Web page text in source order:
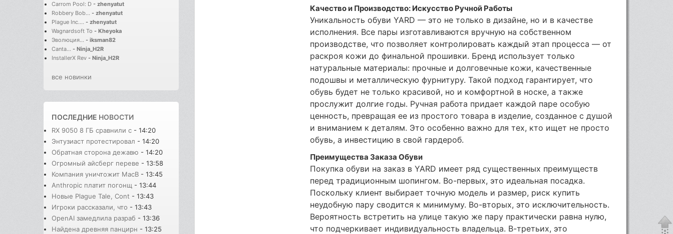
Carrom Pool: D - zhenyatut
Robbery Bob... - zhenyatut
Plague Inc.... - zhenyatut
Wagnardsoft To - Kheyoka
Эволюция... - iksman82
Canta... - Ninja_H2R
InstallerX Rev - Ninja_H2R
все новинки
ПОСЛЕДНИЕ НОВОСТИ
RX 9050 8 ГБ сравнили с - 14:20
Энтузиаст протестировал - 14:20
Обратная сторона дежавю - 14:20
Огромный айсберг переве - 13:58
Компания уничтожит MacB - 13:45
Anthropic платит погонщ - 13:44
Новые Plague Tale, Cont - 13:43
Игроки рассказали, что - 13:43
OpenAI замедлила разраб - 13:36
Найдена древняя панцирн - 13:25
Качество и Производство: Искусство Ручной Работы
Уникальность обуви YARD — это не только в дизайне, но и в качестве
исполнения. Все пары изготавливаются вручную на собственном
производстве, что позволяет контролировать каждый этап процесса — от
раскроя кожи до финальной прошивки. Бренд использует только
натуральные материалы: прочные и долговечные кожи, качественные
подошвы и металлическую фурнитуру. Такой подход гарантирует, что
обувь будет не только красивой, но и комфортной в носке, а также
прослужит долгие годы. Ручная работа придает каждой паре особую
ценность, превращая ее из простого товара в изделие, созданное с душой
и вниманием к деталям. Это особенно важно для тех, кто ищет не просто
обувь, а инвестицию в свой гардероб.
Преимущества Заказа Обуви
Покупка обуви на заказ в YARD имеет ряд существенных преимуществ
перед традиционным шопингом. Во-первых, это идеальная посадка.
Поскольку клиент выбирает точную модель и размер, риск купить
неудобную пару сводится к минимуму. Во-вторых, это исключительность.
Вероятность встретить на улице такую же пару практически равна нулю,
что подчеркивает индивидуальность владельца. В-третьих, это